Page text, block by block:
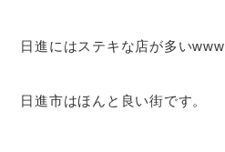
日進にはステキな店が多いwww
日進市はほんと良い街です。